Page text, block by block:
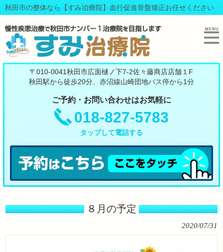
秋田市の整体なら【すみ治療院】血行促進骨盤矯正お任せください
〒010-0041秋田市広面樋ノ下7-2佐々藤商店店舗１F
秋田駅から徒歩20分、赤沼線山崎団地バス停から1分
ご予約・お問い合わせはお気軽に
018-827-5783
タップして電話する
８月の予定
2020/07/31